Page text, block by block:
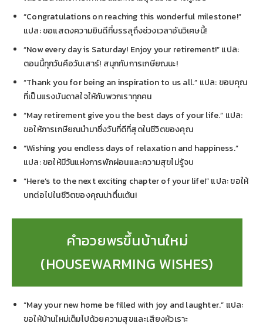
“Congratulations on reaching this wonderful milestone!”
แปล: ขอแสดงความยินดีที่บรรลุถึงช่วงเวลาอันวิเศษนี้!
“Now every day is Saturday! Enjoy your retirement!” แปล:
ตอนนี้ทุกวันคือวันเสาร์! สนุกกับการเกษียณนะ!
“Thank you for being an inspiration to us all.” แปล: ขอบคุณ
ที่เป็นแรงบันดาลใจให้กับพวกเราทุกคน
“May retirement give you the best days of your life.” แปล:
ขอให้การเกษียณนำมาซึ่งวันที่ดีที่สุดในชีวิตของคุณ
“Wishing you endless days of relaxation and happiness.”
แปล: ขอให้มีวันแห่งการพักผ่อนและความสุขไม่รู้จบ
“Here’s to the next exciting chapter of your life!” แปล: ขอให้
บทต่อไปในชีวิตของคุณน่าตื่นเต้น!
คำอวยพรขึ้นบ้านใหม่
(HOUSEWARMING WISHES)
“May your new home be filled with joy and laughter.” แปล:
ขอให้บ้านใหม่เต็มไปด้วยความสุขและเสียงหัวเราะ